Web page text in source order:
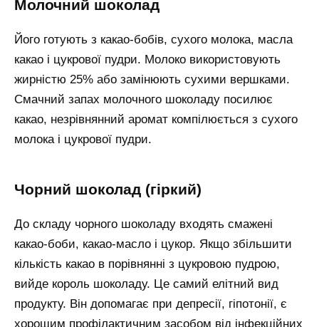
молочний шоколад
Його готують з какао-бобів, сухого молока, масла
какао і цукрової пудри. Молоко використовують
жирністю 25% або замінюють сухими вершками.
Смачний запах молочного шоколаду посилює
какао, незрівнянний аромат компілюється з сухого
молока і цукрової пудри.
чорний шоколад (гіркий)
До складу чорного шоколаду входять смажені
какао-боби, какао-масло і цукор. Якщо збільшити
кількість какао в порівнянні з цукровою пудрою,
вийде король шоколаду. Це самий елітний вид
продукту. Він допомагає при депресії, гіпотонії, є
хорошим профілактичним засобом від інфекційних